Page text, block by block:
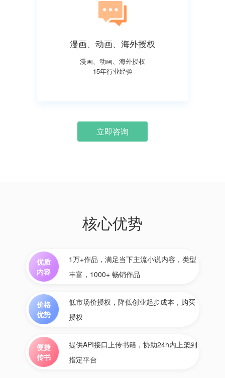
漫画、动画、海外授权
漫画、动画、海外授权
15年行业经验
立即咨询
核心优势
优质
内容
1万+作品，满足当下主流小说内容，类型
丰富，1000+ 畅销作品
价格
优势
低市场价授权，降低创业起步成本，购买
授权
便捷
传书
提供API接口上传书籍，协助24h内上架到
指定平台